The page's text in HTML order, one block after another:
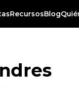
RecursosBlog